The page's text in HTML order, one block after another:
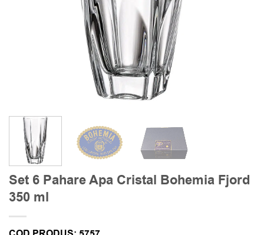
Set 6 Pahare Apa Cristal Bohemia Fjord
350 ml